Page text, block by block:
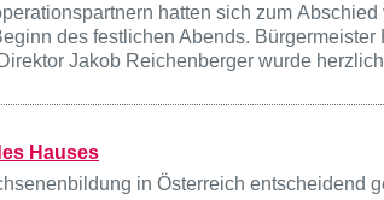
hatten sich zum
des festlichen Abends.
Jakob Reichenberger wurde
Hauses
in Österreich entscheidend